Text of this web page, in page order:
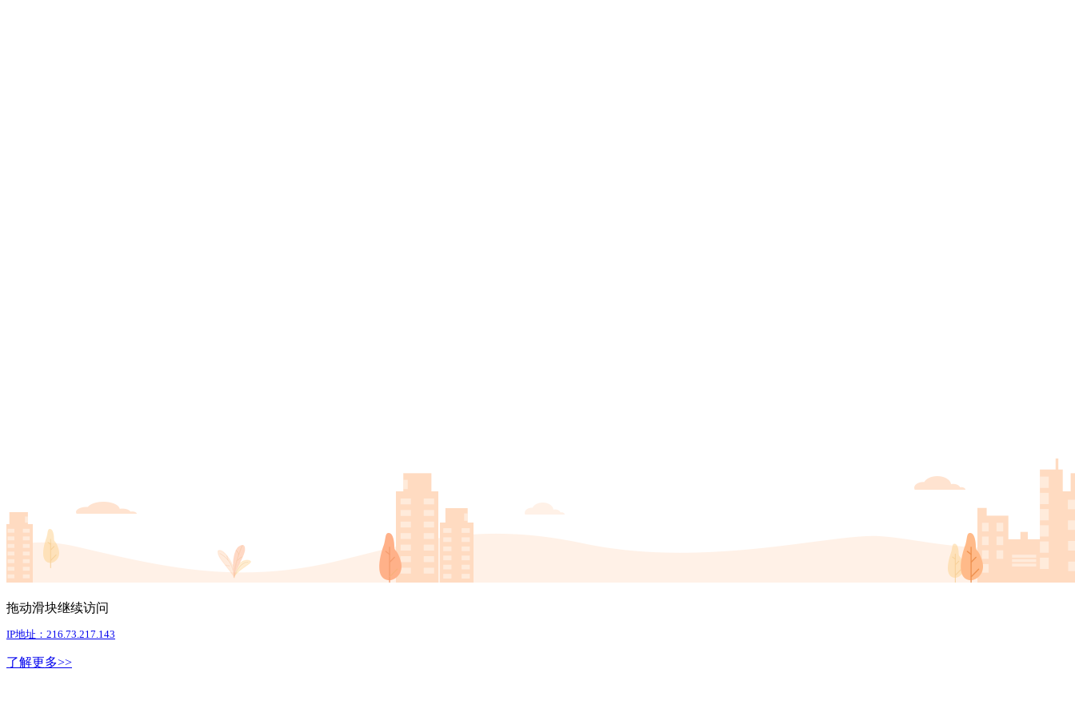
拖动滑块继续访问
IP地址：216.73.217.143
了解更多>>